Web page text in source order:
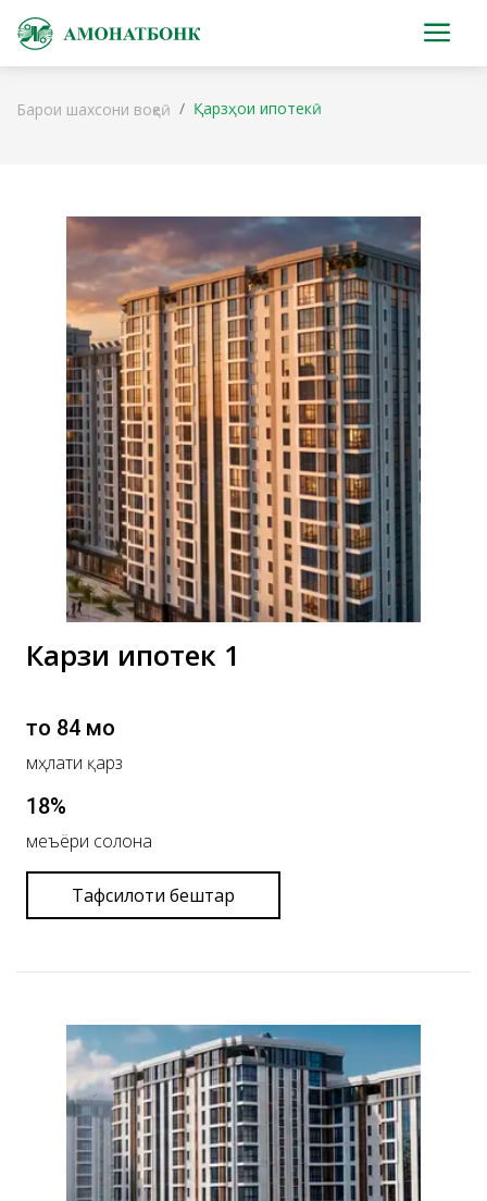
Барои шахсони воқеӣ Қарзҳои ипотекӣ
Карзи ипотекӣ 1
то 84 моҳ
мӯҳлати қарз
18%
меъёри солона
Тафсилоти бештар